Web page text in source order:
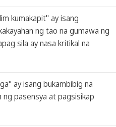
kumakapit" ay isang
ng tao na gumawa ng
sila ay nasa kritikal na
ay isang bukambibig na
ng pasensya at pagsisikap